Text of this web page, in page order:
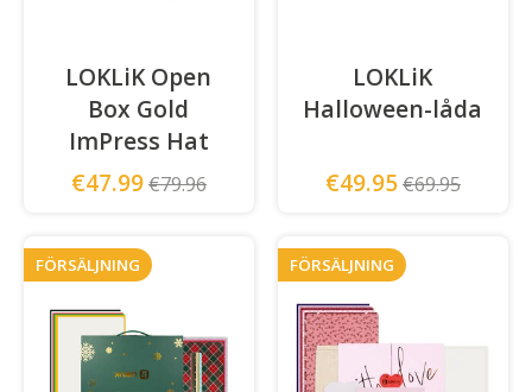
LOKLiK Open
Box Gold
ImPress Hat
€47.99€79.96
LOKLiK
Halloween-låda
€49.95€69.95
FÖRSÄLJNING FÖRSÄLJNING